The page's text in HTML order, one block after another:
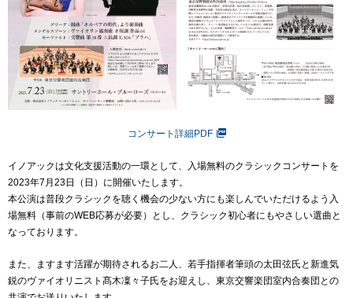
コンサート詳細PDF
イノアックは文化支援活動の一環として、入場無料のクラシックコンサートを
2023年7月23日（日）に開催いたします。
本公演は普段クラシックを聴く機会の少ない方にも楽しんでいただけるよう入
場無料（事前のWEB応募が必要）とし、クラシック初心者にもやさしい選曲と
なっております。
また、ますます活躍が期待されるお二人、若手指揮者筆頭の太田弦氏と新進気
鋭のヴァイオリニスト髙木凜々子氏をお迎えし、東京交響楽団室内合奏団との